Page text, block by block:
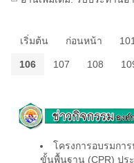
เริ่มต้น ก่อนหน้า
106 107 108
โครงการอบรมกา
ขั้นพื้นฐาน (CPR) ปร